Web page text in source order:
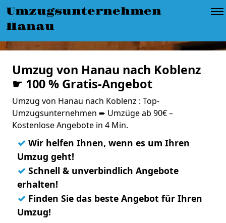
Umzugsunternehmen
Hanau
Umzug von Hanau nach Koblenz
☛ 100 % Gratis-Angebot
Umzug von Hanau nach Koblenz : Top-
Umzugsunternehmen ➨ Umzüge ab 90€ –
Kostenlose Angebote in 4 Min.
✓ Wir helfen Ihnen, wenn es um Ihren
Umzug geht!
✓ Schnell & unverbindlich Angebote
erhalten!
✓ Finden Sie das beste Angebot für Ihren
Umzug!